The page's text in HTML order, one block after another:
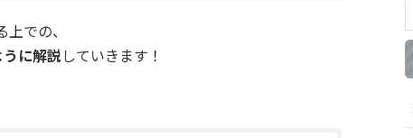
上での、
に解説していきます！